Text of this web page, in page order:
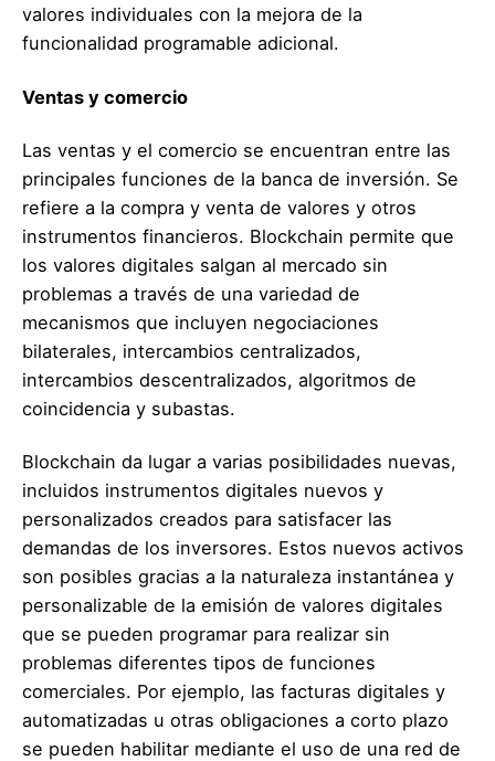
valores individuales con la mejora de la
funcionalidad programable adicional.
Ventas y comercio
Las ventas y el comercio se encuentran entre las
principales funciones de la banca de inversión. Se
refiere a la compra y venta de valores y otros
instrumentos financieros. Blockchain permite que
los valores digitales salgan al mercado sin
problemas a través de una variedad de
mecanismos que incluyen negociaciones
bilaterales, intercambios centralizados,
intercambios descentralizados, algoritmos de
coincidencia y subastas.
Blockchain da lugar a varias posibilidades nuevas,
incluidos instrumentos digitales nuevos y
personalizados creados para satisfacer las
demandas de los inversores. Estos nuevos activos
son posibles gracias a la naturaleza instantánea y
personalizable de la emisión de valores digitales
que se pueden programar para realizar sin
problemas diferentes tipos de funciones
comerciales. Por ejemplo, las facturas digitales y
automatizadas u otras obligaciones a corto plazo
se pueden habilitar mediante el uso de una red de